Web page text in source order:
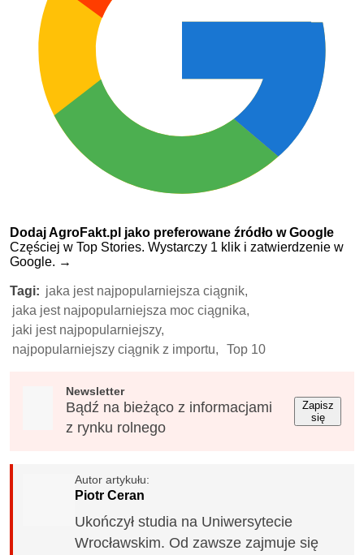
Dodaj AgroFakt.pl jako preferowane źródło w Google
Częściej w Top Stories. Wystarczy 1 klik i zatwierdzenie w
Google. →
Tagi: jaka jest najpopularniejsza ciągnik,
jaka jest najpopularniejsza moc ciągnika,
jaki jest najpopularniejszy,
najpopularniejszy ciągnik z importu,
Top 10
Newsletter
Bądź na bieżąco z informacjami
z rynku rolnego
Zapisz
się
Autor artykułu:
Piotr Ceran
Ukończył studia na Uniwersytecie
Wrocławskim. Od zawsze zajmuje się